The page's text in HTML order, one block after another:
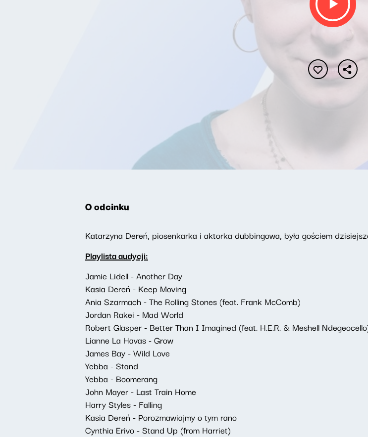
O odcinku
Katarzyna Dereń, piosenkarka i aktorka dubbingowa, była gościem
Playlista audycji:
Jamie Lidell - Another Day
Kasia Dereń - Keep Moving
Ania Szarmach - The Rolling Stones (feat. Frank McComb)
Jordan Rakei - Mad World
Robert Glasper - Better Than I Imagined (feat. H.E.R. & Meshell
Lianne La Havas - Grow
James Bay - Wild Love
Yebba - Stand
Yebba - Boomerang
John Mayer - Last Train Home
Harry Styles - Falling
Kasia Dereń - Porozmawiajmy o tym rano
Cynthia Erivo - Stand Up (from Harriet)